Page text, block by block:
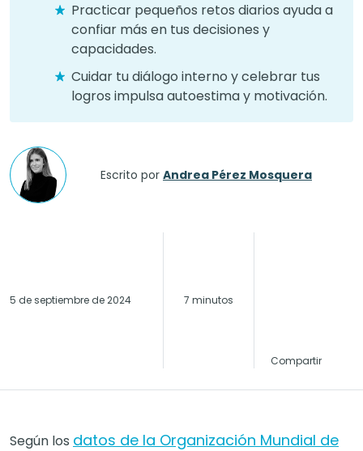
Practicar pequeños retos diarios ayuda a
confiar más en tus decisiones y
capacidades.
Cuidar tu diálogo interno y celebrar tus
logros impulsa autoestima y motivación.
Escrito por Andrea Pérez Mosquera
5 de septiembre de 2024 7 minutos
Compartir
Según los datos de la Organización Mundial de